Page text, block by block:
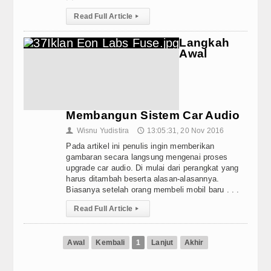
STEREO WAREHOUSE
Kehadiran Robot Humanoid AiMOGA di Booth JAECOO
JAECOO J5 EV Jadi “Kanvas” Modifikasi, Konsumen
JAECOO Kenalkan Program Co-Creation J5 EV di IIMS
Read Full Article ▸
Langkah
Awal
Membangun Sistem Car Audio
👤 Wisnu Yudistira 🕔 13:05:31, 20 Nov 2016
Pada artikel ini penulis ingin memberikan
gambaran secara langsung mengenai proses
upgrade car audio. Di mulai dari perangkat yang
harus ditambah beserta alasan-alasannya.
Biasanya setelah orang membeli mobil baru . . .
Read Full Article ▸
Awal Kembali 1 Lanjut Akhir